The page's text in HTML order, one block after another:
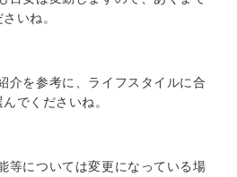
いね。
介を参考に、ライフスタイルに合
でくださいね。
等については変更になっている場